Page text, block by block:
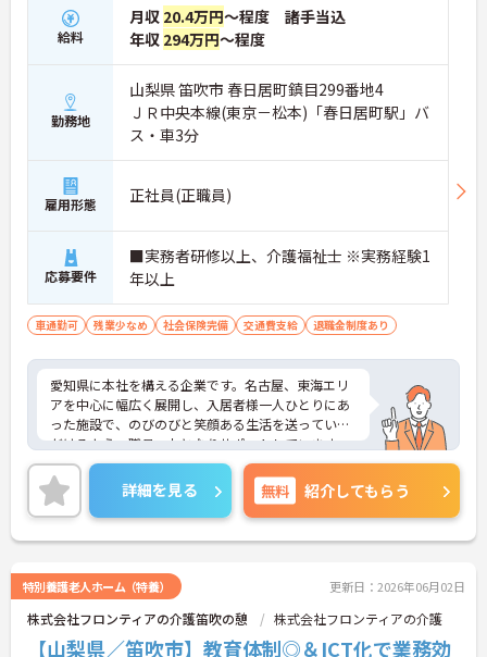
給料
月収 20.4万円～程度 諸手当込
年収 294万円～程度
勤務地
山梨県 笛吹市 春日居町鎮目299番地4
ＪＲ中央本線(東京－松本)「春日居町駅」バ
ス・車3分
雇用形態 正社員(正職員)
応募要件
■実務者研修以上、介護福祉士 ※実務経験1
年以上
車通勤可 残業少なめ 社会保険完備 交通費支給 退職金制度あり
愛知県に本社を構える企業です。名古屋、東海エリ
アを中心に幅広く展開し、入居者様一人ひとりにあ
った施設で、のびのびと笑顔ある生活を送っていた
だけるよう、職員一丸となりサポートしています。
介護士のほか管理栄養士や音楽療法士など、さまざ
まな専門知識を持ったスタッフが在籍し、各セクシ
ョンの垣根を超えて連携もしっかりとあり、相談し
やすい環境です。現場のICT化も進んでおり、iPadを
使ってケア記録ができるシステムを導入したり、Blu
業務の負担、効率化にも力を入れいています。その
分残業も少なくなり、また、ご利用者様との時間も
大切にしていただけます。ご興味のある方は、お気
軽にお問い合わせください。
詳細を見る 無料 紹介してもらう
特別養護老人ホーム（特養） 更新日：2026年06月02日
株式会社フロンティアの介護笛吹の憩 株式会社フロンティアの介護
【山梨県／笛吹市】教育体制◎＆ICT化で業務効